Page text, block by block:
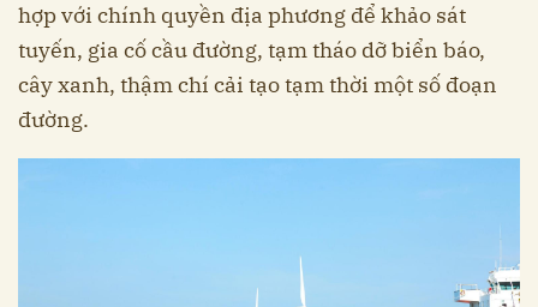
hợp với chính quyền địa phương để khảo sát
tuyến, gia cố cầu đường, tạm tháo dỡ biển báo,
cây xanh, thậm chí cải tạo tạm thời một số đoạn
đường.